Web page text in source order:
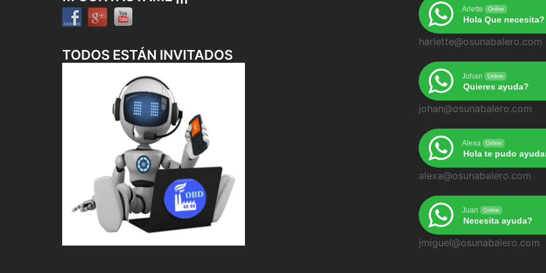
TODOS ESTÁN INVITADOS
Arlette Online
Hola Que necesita?
harlette@osunabalero.com
Johan Online
Quieres ayuda?
johan@osunabalero.com
Alexa Online
Hola te pudo
alexa@osunabalero.com
Juan Online
Necesita ayuda?
jmiguel@osunabalero.com